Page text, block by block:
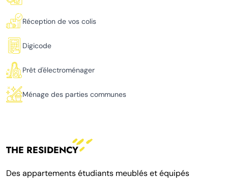
Réception de vos colis
Digicode
Prêt d'électroménager
Ménage des parties communes
THE RESIDENCY
Des appartements étudiants meublés et équipés